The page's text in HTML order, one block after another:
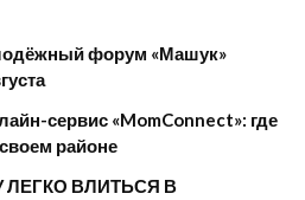
форум «Машук»
сервис «MomConnect»: где
районе
ЛЕГКО ВЛИТЬСЯ В